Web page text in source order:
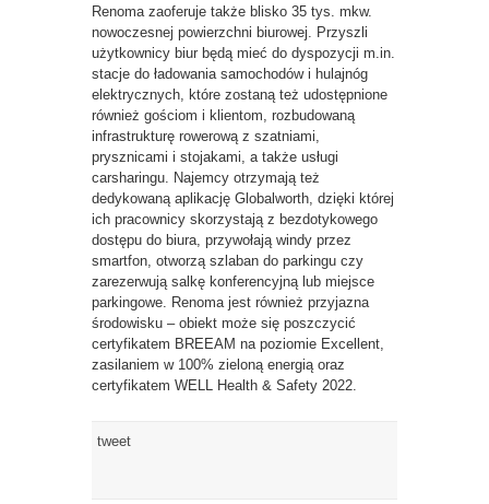
Renoma zaoferuje także blisko 35 tys. mkw.
nowoczesnej powierzchni biurowej. Przyszli
użytkownicy biur będą mieć do dyspozycji m.in.
stacje do ładowania samochodów i hulajnóg
elektrycznych, które zostaną też udostępnione
również gościom i klientom, rozbudowaną
infrastrukturę rowerową z szatniami,
prysznicami i stojakami, a także usługi
carsharingu. Najemcy otrzymają też
dedykowaną aplikację Globalworth, dzięki której
ich pracownicy skorzystają z bezdotykowego
dostępu do biura, przywołają windy przez
smartfon, otworzą szlaban do parkingu czy
zarezerwują salkę konferencyjną lub miejsce
parkingowe. Renoma jest również przyjazna
środowisku – obiekt może się poszczycić
certyfikatem BREEAM na poziomie Excellent,
zasilaniem w 100% zieloną energią oraz
certyfikatem WELL Health & Safety 2022.
tweet